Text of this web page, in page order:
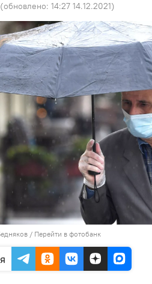
(обновлено: 14:27 14.12.2021)
/ Перейти в фотобанк